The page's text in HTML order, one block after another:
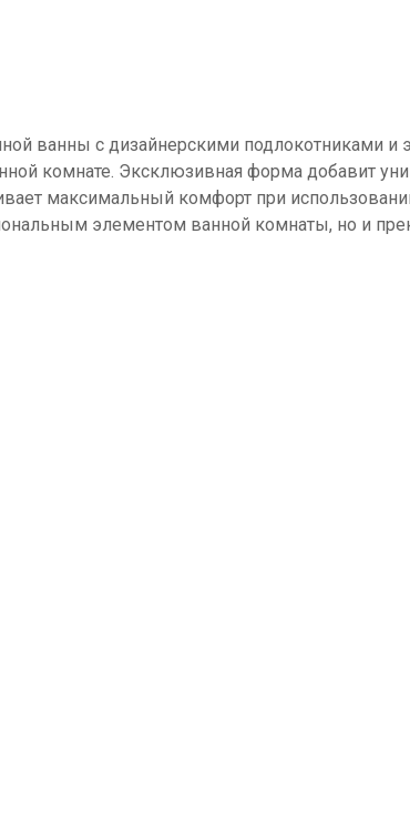
ванны с дизайнерскими подлокотниками
комнате. Эксклюзивная форма добавит
максимальный комфорт при
элементом ванной комнаты, но и